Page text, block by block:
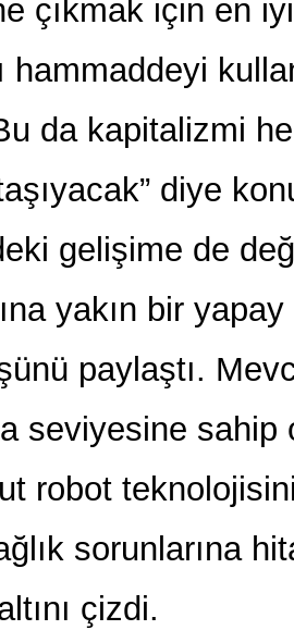
çıkmak için en
hammaddeyi
da kapitalizmi
diye
gelişime de
yakın bir
paylaştı.
seviyesine sahip
robot
sorunlarına
çizdi.